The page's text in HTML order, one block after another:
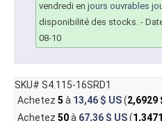
vendredi en jours ouvrables
disponibilité des stocks. -
08-10
SKU# S4.115-16SRD1
Achetez 5 à 13,46 $ US(2,6929
Achetez 50à 67,36 $ US(